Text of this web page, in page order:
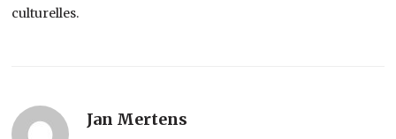
culturelles.
Jan Mertens